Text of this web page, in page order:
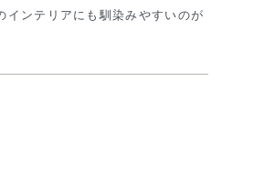
インテリアにも馴染みやすいのが